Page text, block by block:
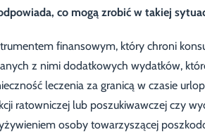
co mogą zrobić w takiej
finansowym, który chroni
z nimi dodatkowych wydatków,
leczenia za granicą w czasie
ratowniczej lub poszukiwawczej czy
osoby towarzyszącej